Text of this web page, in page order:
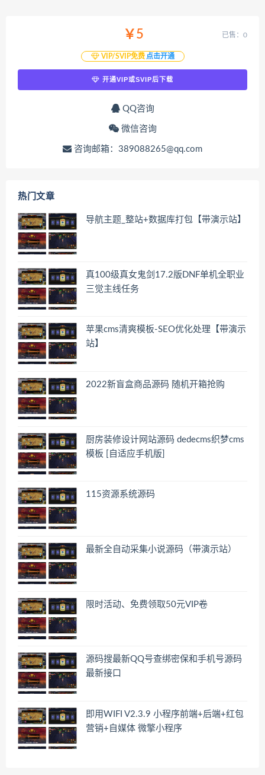
￥5
VIP/SVIP免费 点击开通
已售：0
开通VIP或SVIP后下载
QQ咨询
微信咨询
咨询邮箱：389088265@qq.com
热门文章
导航主题_整站+数据库打包【带演示站】
真100级真女鬼剑17.2版DNF单机全职业
三觉主线任务
苹果cms清爽模板-SEO优化处理【带演示
站】
2022新盲盒商品源码 随机开箱抢购
厨房装修设计网站源码 dedecms织梦cms
模板 [自适应手机版]
115资源系统源码
最新全自动采集小说源码（带演示站）
限时活动、免费领取50元VIP卷
源码搜最新QQ号查绑密保和手机号源码
最新接口
即用WIFI V2.3.9 小程序前端+后端+红包
营销+自媒体 微擎小程序